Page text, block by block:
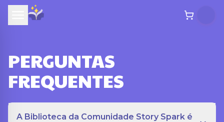
PERGUNTAS
FREQUENTES
A Biblioteca da Comunidade Story Spark é